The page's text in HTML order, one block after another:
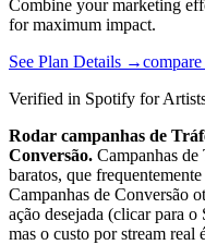
Combine your marketing
for maximum impact.
See Plan Details →
Verified in Spotify for
Rodar campanhas de
Conversão. Campanhas
baratos, que
Campanhas de Conversão
ação desejada (clicar para
mas o custo por stream real